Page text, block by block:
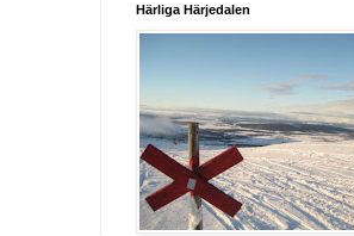
Härliga Härjedalen